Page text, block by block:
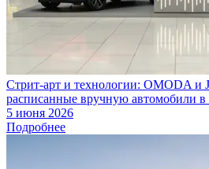
Стрит-арт и технологии: OMODA и
расписанные вручную автомобили
5 июня 2026
Подробнее